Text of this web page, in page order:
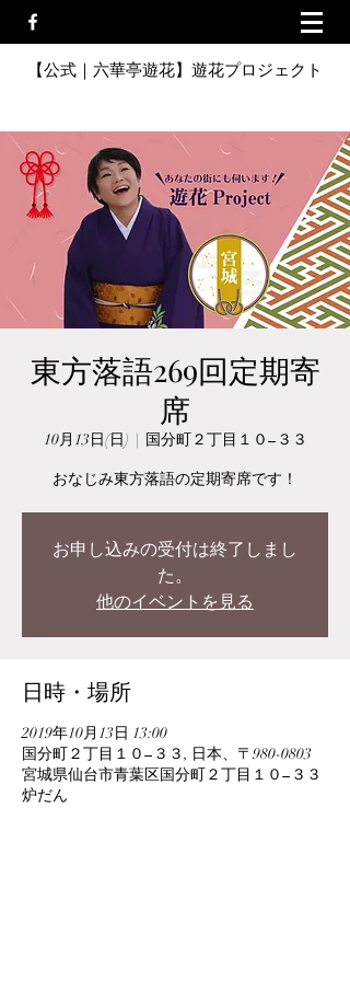
【公式｜六華亭遊花】遊花プロジェクト
東方落語269回定期寄
席
10月13日(日)
  |
国分町２丁目１０−３３
おなじみ東方落語の定期寄席です！
お申し込みの受付は終了しまし
た。
他のイベントを見る
日時・場所
2019年10月13日 13:00
国分町２丁目１０−３３, 日本、〒980-0803
宮城県仙台市青葉区国分町２丁目１０−３３
炉だん